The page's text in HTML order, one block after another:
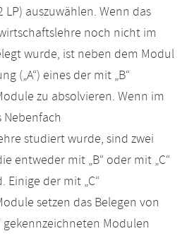
LP) auszuwählen. Wenn das
noch nicht im
wurde, ist neben dem Modul
(„A“) eines der mit „B“
zu absolvieren. Wenn im
Nebenfach
studiert wurde, sind zwei
entweder mit „B“ oder mit „C“
Einige der mit „C“
setzen das Belegen von
Modulen